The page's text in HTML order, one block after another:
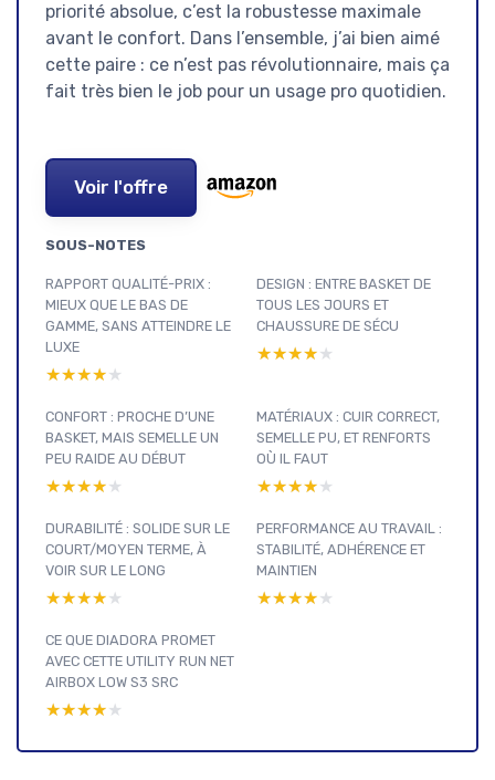
priorité absolue, c’est la robustesse maximale
avant le confort. Dans l’ensemble, j’ai bien aimé
cette paire : ce n’est pas révolutionnaire, mais ça
fait très bien le job pour un usage pro quotidien.
Voir l'offre
SOUS-NOTES
RAPPORT QUALITÉ-PRIX :
MIEUX QUE LE BAS DE
GAMME, SANS ATTEINDRE LE
LUXE
★★★★★
★★★★★
DESIGN : ENTRE BASKET DE
TOUS LES JOURS ET
CHAUSSURE DE SÉCU
★★★★★
★★★★★
CONFORT : PROCHE D’UNE
BASKET, MAIS SEMELLE UN
PEU RAIDE AU DÉBUT
★★★★★
★★★★★
MATÉRIAUX : CUIR CORRECT,
SEMELLE PU, ET RENFORTS
OÙ IL FAUT
★★★★★
★★★★★
DURABILITÉ : SOLIDE SUR LE
COURT/MOYEN TERME, À
VOIR SUR LE LONG
★★★★★
★★★★★
PERFORMANCE AU TRAVAIL :
STABILITÉ, ADHÉRENCE ET
MAINTIEN
★★★★★
★★★★★
CE QUE DIADORA PROMET
AVEC CETTE UTILITY RUN NET
AIRBOX LOW S3 SRC
★★★★★
★★★★★